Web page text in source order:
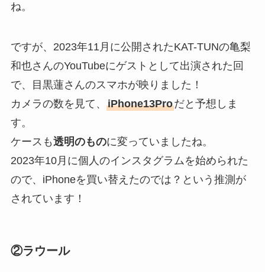
ね。
​ですが、2023年11月に公開されたKAT-TUNの亀梨
和也さんのYouTubeにゲストとして出演された回
で、目黒蓮さんのスマホが映りました！
カメラの数を見て、 iPhone13Proだと予想しま
す。
ケースも透明のものに変っていましたね。
2023年10月に個人のインスタグラムを始められた
ので、iPhoneを買い替えたのでは？という推測が
されています！
②ラウール